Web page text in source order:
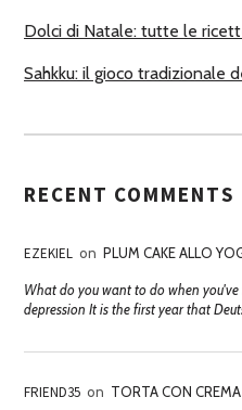
Dolci di Natale: tutte le
Sahkku: il gioco tradizionale
RECENT COMMENTS
EZEKIEL on PLUM CAKE ALLO
What do you want to do when
depression It is the first year that
FRIEND35 on TORTA CON